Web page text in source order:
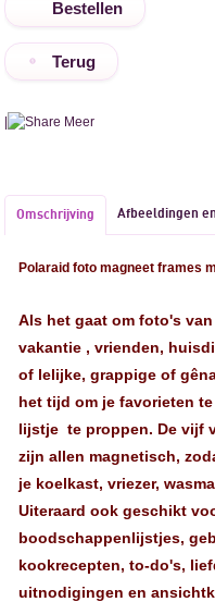
Terug
| Meer
Omschrijving Afbeeldingen
Polaraid foto magneet frames
Als het gaat om foto's
vakantie , vrienden,
of lelijke, grappige of
het tijd om je favorieten
lijstje te proppen. De vijf
zijn allen magnetisch,
je koelkast, vriezer,
Uiteraard ook geschikt
boodschappenlijstjes,
kookrecepten, to-do's,
uitnodigingen en